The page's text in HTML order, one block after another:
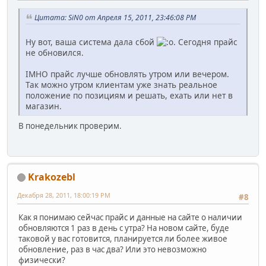
Цитата: SiN0 от Апреля 15, 2011, 23:46:08 PM
Ну вот, ваша система дала сбой
. Сегодня прайс
не обновился.
IMHO прайс лучше обновлять утром или вечером.
Так можно утром клиентам уже знать реальное
положение по позициям и решать, ехать или нет в
магазин.
В понедельник проверим.
Krakozebl
#8
Декабря 28, 2011, 18:00:19 PM
Как я понимаю сейчас прайс и данные на сайте о наличии
обновляются 1 раз в день с утра? На новом сайте, буде
таковой у вас готовится, планируется ли более живое
обновление, раз в час два? Или это невозможно
физически?